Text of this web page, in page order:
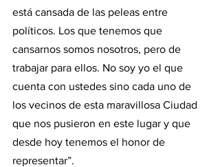
está cansada de las peleas entre
políticos. Los que tenemos que
cansarnos somos nosotros, pero de
trabajar para ellos. No soy yo el que
cuenta con ustedes sino cada uno de
los vecinos de esta maravillosa Ciudad
que nos pusieron en este lugar y que
desde hoy tenemos el honor de
representar”.